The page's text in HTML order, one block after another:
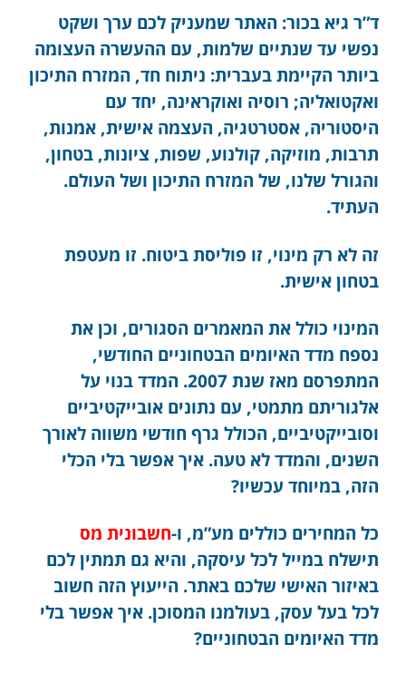
ד”ר גיא בכור: האתר שמעניק לכם ערך ושקט
נפשי עד שנתיים שלמות, עם ההעשרה העצומה
ביותר הקיימת בעברית: ניתוח חד, המזרח התיכון
ואקטואליה; רוסיה ואוקראינה, יחד עם
היסטוריה, אסטרטגיה, העצמה אישית, אמנות,
תרבות, מוזיקה, קולנוע, שפות, ציונות, בטחון,
והגורל שלנו, של המזרח התיכון ושל העולם.
העתיד.
זה לא רק מינוי, זו פוליסת ביטוח. זו מעטפת
בטחון אישית.
המינוי כולל את המאמרים הסגורים, וכן את
נספח מדד האיומים הבטחוניים החודשי,
המתפרסם מאז שנת 2007. המדד בנוי על
אלגוריתם מתמטי, עם נתונים אובייקטיביים
וסובייקטיביים, הכולל גרף חודשי משווה לאורך
השנים, והמדד לא טעה. איך אפשר בלי הכלי
הזה, במיוחד עכשיו?
כל המחירים כוללים מע”מ, ו-חשבונית מס
תישלח במייל לכל עיסקה, והיא גם תמתין לכם
באיזור האישי שלכם באתר. הייעוץ הזה חשוב
לכל בעל עסק, בעולמנו המסוכן. איך אפשר בלי
מדד האיומים הבטחוניים?